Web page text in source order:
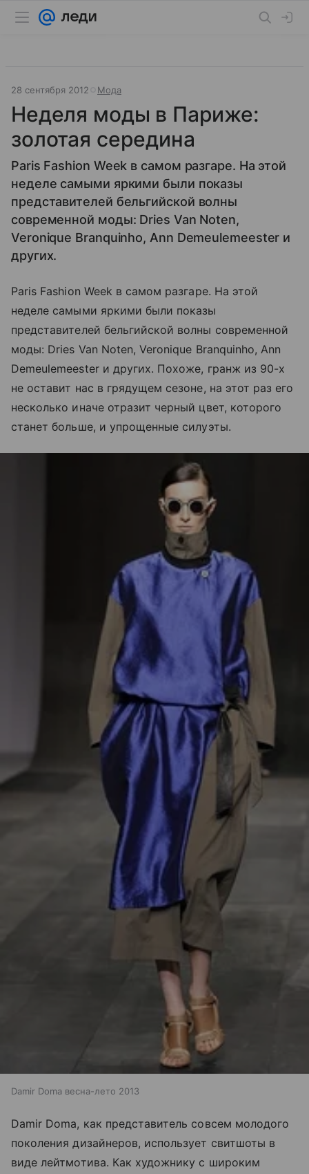
28 сентября 2012 Мода
Неделя моды в Париже:
золотая середина
Paris Fashion Week в самом разгаре. На этой
неделе самыми яркими были показы
представителей бельгийской волны
современной моды: Dries Van Noten,
Veronique Branquinho, Ann Demeulemeester и
других.
Paris Fashion Week в самом разгаре. На этой
неделе самыми яркими были показы
представителей бельгийской волны современной
моды: Dries Van Noten, Veronique Branquinho, Ann
Demeulemeester и других. Похоже, гранж из 90-х
не оставит нас в грядущем сезоне, на этот раз его
несколько иначе отразит черный цвет, которого
станет больше, и упрощенные силуэты.
Damir Doma весна-лето 2013
Damir Doma, как представитель совсем молодого
поколения дизайнеров, использует свитшоты в
виде лейтмотива. Как художнику с широким